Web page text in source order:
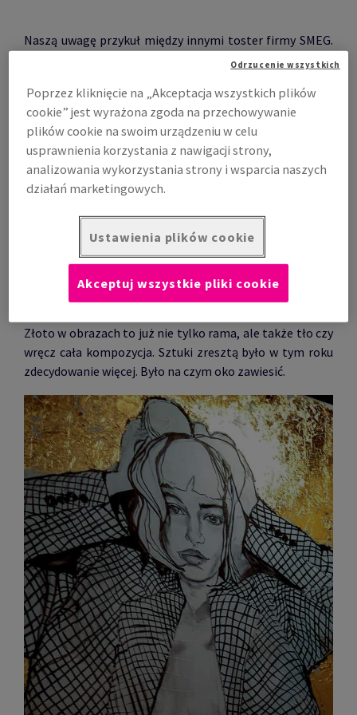
Naszą uwagę przykuł między innymi toster firmy SMEG.
Chyba nie potrzeba go nawet włączać, po prostu chce
Złoto w obrazach to już nie tylko rama, ale także tło czy
wręcz cała kompozycja. Sztuki zresztą było w tym roku
zdecydowanie więcej. Było na czym oko zawiesić.
Poprzez kliknięcie na „Akceptacja wszystkich plików
cookie” jest wyrażona zgoda na przechowywanie
plików cookie na swoim urządzeniu w celu
usprawnienia korzystania z nawigacji strony,
analizowania wykorzystania strony i wsparcia naszych
działań marketingowych.
Ustawienia plików cookie
Odrzucenie wszystkich
Akceptuj wszystkie pliki cookie